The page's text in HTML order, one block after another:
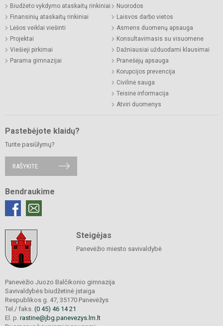
Biudžeto vykdymo ataskaitų rinkiniai
Finansinių ataskaitų rinkiniai
Lėšos veiklai viešinti
Projektai
Viešieji pirkimai
Parama gimnazijai
Nuorodos
Laisvos darbo vietos
Asmens duomenų apsauga
Konsultavimasis su visuomene
Dažniausiai užduodami klausimai
Pranešėjų apsauga
Korupcijos prevencija
Civilinė sauga
Teisinė informacija
Atviri duomenys
Pastebėjote klaidų?
Turite pasiūlymų?
RAŠYKITE
Bendraukime
Steigėjas
Panevėžio miesto savivaldybė
Panevėžio Juozo Balčikonio gimnazija
Savivaldybės biudžetinė įstaiga
Respublikos g. 47, 35170 Panevėžys
Tel./ faks. (0 45) 46 14 21
El. p. rastine@jbg.panevezys.lm.lt